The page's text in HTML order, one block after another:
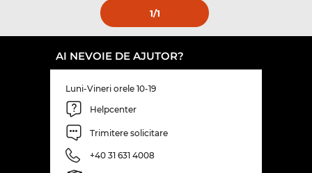
1/1
AI NEVOIE DE AJUTOR?
Luni-Vineri orele 10-19
Helpcenter
Trimitere solicitare
+40 31 631 4008